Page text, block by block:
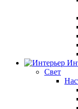
Свет